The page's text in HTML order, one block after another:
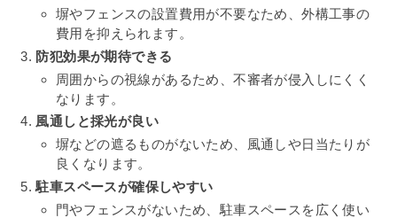
塀やフェンスの設置費用が不要なため、外構工事の
費用を抑えられます。
防犯効果が期待できる
周囲からの視線があるため、不審者が侵入しにくく
なります。
風通しと採光が良い
塀などの遮るものがないため、風通しや日当たりが
良くなります。
駐車スペースが確保しやすい
門やフェンスがないため、駐車スペースを広く使い